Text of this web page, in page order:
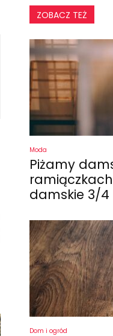
ZOBACZ TEŻ
Moda
Piżamy
damskie 3/4
Dom i ogród